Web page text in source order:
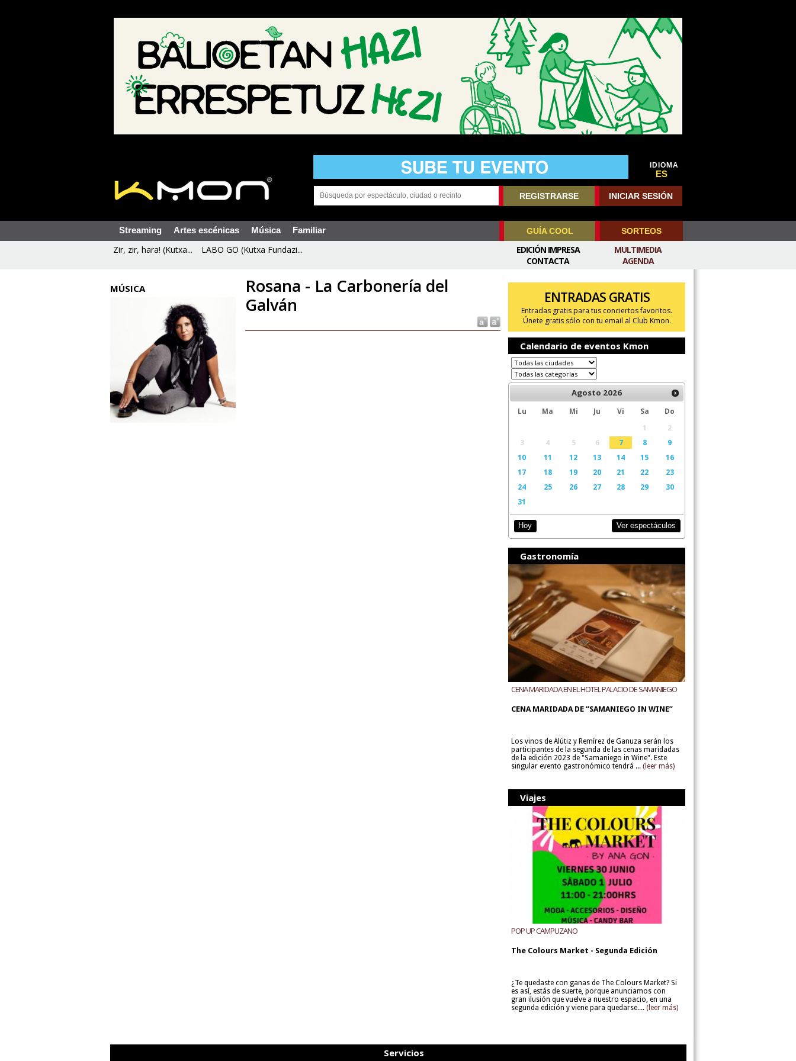
IDIOMA
ES
REGISTRARSE INICIAR SESIÓN
Streaming Artes escénicas Música Familiar GUÍA COOL SORTEOS
Zir, zir, hara! (Kutxa... LABO GO (Kutxa Fundazi...
MULTIMEDIA
AGENDA
EDICIÓN IMPRESA
CONTACTA
MÚSICA
Rosana - La Carbonería del
Galván
ENTRADAS GRATIS
Entradas gratis para tus conciertos favoritos.
Únete gratis sólo con tu email al Club Kmon.
Calendario de eventos Kmon
Agosto 2026
Lu Ma Mi Ju Vi Sa
Do
1
2
3
4 5 6 7 8
9
10
11 12 13 14 15
16
17
18 19 20 21 22
23
24
25 26 27 28 29
30
31
Hoy Ver espectáculos
Gastronomía
CENA MARIDADA EN EL HOTEL PALACIO DE SAMANIEGO
CENA MARIDADA DE “SAMANIEGO IN WINE”
Los vinos de Alútiz y Remírez de Ganuza serán los
participantes de la segunda de las cenas maridadas
de la edición 2023 de "Samaniego in Wine". Este
singular evento gastronómico tendrá ... (leer más)
Viajes
POP UP CAMPUZANO
The Colours Market - Segunda Edición
¿Te quedaste con ganas de The Colours Market? Si
es así, estás de suerte, porque anunciamos con
gran ilusión que vuelve a nuestro espacio, en una
segunda edición y viene para quedarse.... (leer más)
Servicios